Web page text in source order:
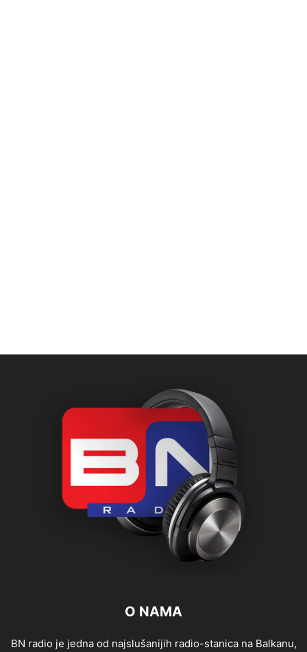
O NAMA
BN radio je jedna od najslušanijih radio-stanica na Balkanu,